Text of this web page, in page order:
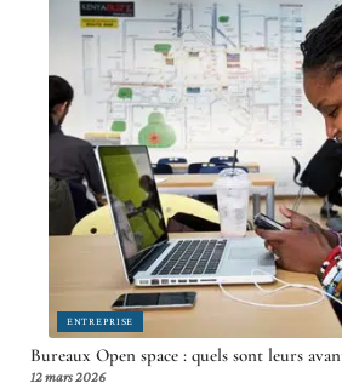
ENTREPRISE
Bureaux Open space : quels sont leurs
12 mars 2026